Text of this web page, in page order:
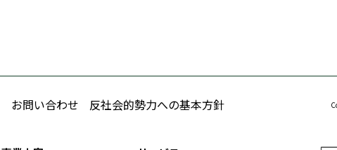
お問い合わせ 反社会的勢力への基本方針